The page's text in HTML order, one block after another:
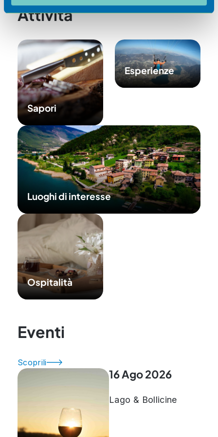
pubblicità e social media, i quali potrebbero combinarle
Attività
Sapori
Esperienze
Luoghi di interesse
Ospitalità
Eventi
Scoprili
16 Ago 2026
Lago & Bollicine